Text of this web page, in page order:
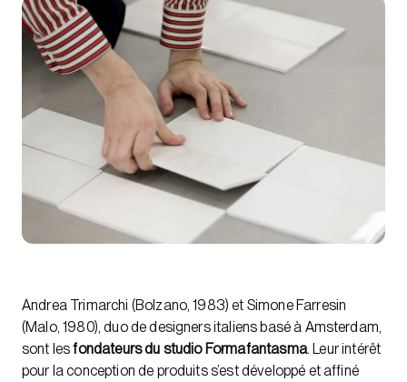
Andrea Trimarchi (Bolzano, 1983) et Simone Farresin
(Malo, 1980), duo de designers italiens basé à Amsterdam,
sont lesfondateurs du studio Formafantasma. Leur intérêt
pour la conception de produits s’est développé et affiné